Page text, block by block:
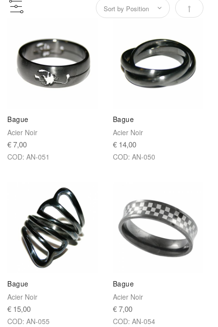
Par
Bague
Acier Noir
€ 7,00
COD: AN-051
Bague
Acier Noir
€ 14,00
COD: AN-050
Bague
Acier Noir
€ 15,00
COD: AN-055
Bague
Acier Noir
€ 7,00
COD: AN-054